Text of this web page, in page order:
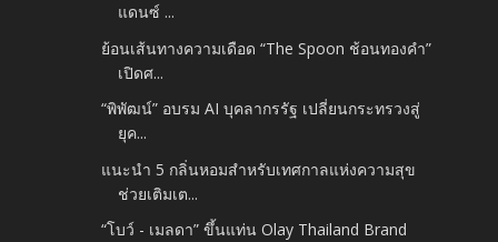
แดนซ์ ...
ย้อนเส้นทางความเดือด “The Spoon ช้อนทองคำ”
เปิดศ...
“พิพัฒน์” อบรม AI บุคลากรรัฐ เปลี่ยนกระทรวงสู่
ยุค...
แนะนำ 5 กลิ่นหอมสำหรับเทศกาลแห่งความสุข
ช่วยเติมเต...
“โบว์ - เมลดา” ขึ้นแท่น Olay Thailand Brand